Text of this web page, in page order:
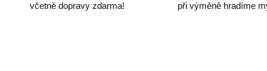
včetně dopravy zdarma!
při výměně hradíme